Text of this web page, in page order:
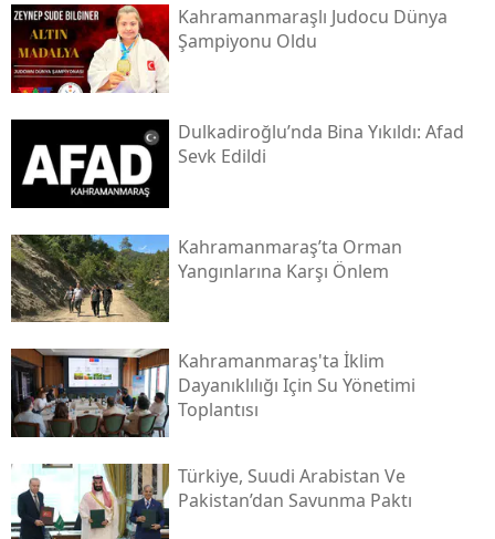
Kahramanmaraşlı Judocu Dünya
Şampiyonu Oldu
Dulkadiroğlu’nda Bina Yıkıldı: Afad
Sevk Edildi
Kahramanmaraş’ta Orman
Yangınlarına Karşı Önlem
Kahramanmaraş'ta İklim
Dayanıklılığı Için Su Yönetimi
Toplantısı
Türkiye, Suudi Arabistan Ve
Pakistan’dan Savunma Paktı